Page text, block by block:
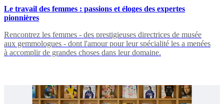
Le travail des femmes : passions et éloges des expertes
pionnières
Rencontrez les femmes - des prestigieuses directrices de musée
aux gemmologues - dont l'amour pour leur spécialité les a menées
à accomplir de grandes choses dans leur domaine.